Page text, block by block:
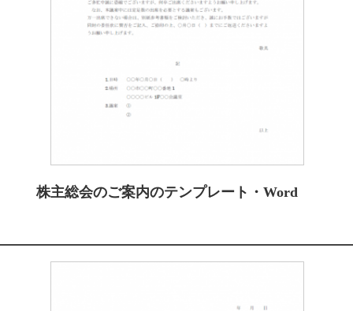
株主総会のご案内のテンプレート・Word